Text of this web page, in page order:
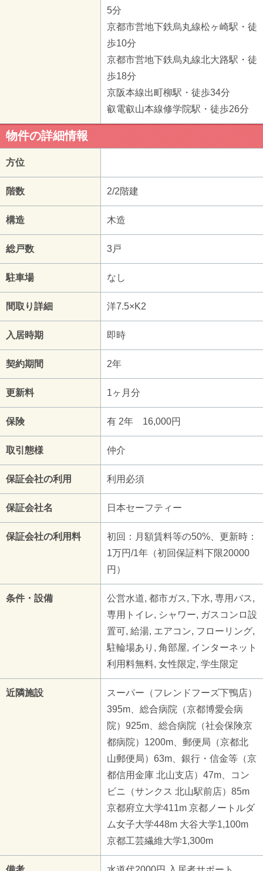
5分
京都市営地下鉄烏丸線松ヶ崎駅・徒
歩10分
京都市営地下鉄烏丸線北大路駅・徒
歩18分
京阪本線出町柳駅・徒歩34分
叡電叡山本線修学院駅・徒歩26分
物件の詳細情報
方位
階数 2/2階建
構造 木造
総戸数 3戸
駐車場 なし
間取り詳細 洋7.5×K2
入居時期 即時
契約期間 2年
更新料 1ヶ月分
保険 有 2年 16,000円
取引態様 仲介
保証会社の利用 利用必須
保証会社名 日本セーフティー
保証会社の利用料
初回：月額賃料等の50%、更新時：
1万円/1年（初回保証料下限20000
円）
条件・設備
公営水道, 都市ガス, 下水, 専用バス,
専用トイレ, シャワー, ガスコンロ設
置可, 給湯, エアコン, フローリング,
駐輪場あり, 角部屋, インターネット
利用料無料, 女性限定, 学生限定
近隣施設
スーパー（フレンドフーズ下鴨店）
395m、総合病院（京都博愛会病
院）925m、総合病院（社会保険京
都病院）1200m、郵便局（京都北
山郵便局）63m、銀行・信金等（京
都信用金庫 北山支店）47m、コン
ビニ（サンクス 北山駅前店）85m
京都府立大学411m 京都ノートルダ
ム女子大学448m 大谷大学1,100m
京都工芸繊維大学1,300m